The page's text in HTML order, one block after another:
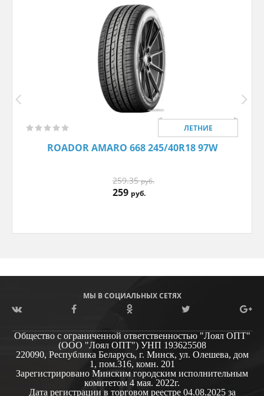
ЛЕТНИЕ
ROADOR AMARO 668 245/40R18 97W
259.35руб.
259 руб.
МЫ В СОЦИАЛЬНЫХ СЕТЯХ
Общество с ограниченной ответственностью "Лоял ОПТ"
(ООО "Лоял ОПТ")УНП 193625508
220090, Республика Беларусь, г. Минск, ул. Олешева, дом
1, пом.316, комн. 201
Зарегистрировано Минским городским исполнительным
комитетом 4 мая. 2022г.
Дата регистрации в торговом реестре 04.08.2025 за